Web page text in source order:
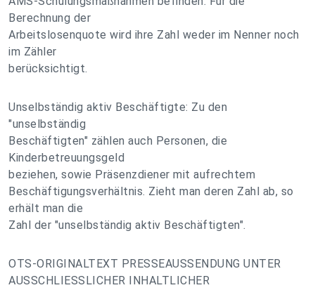
Berechnung der
Arbeitslosenquote wird ihre Zahl weder im Nenner noch
im Zähler
berücksichtigt.
Unselbständig aktiv Beschäftigte: Zu den
"unselbständig
Beschäftigten" zählen auch Personen, die
Kinderbetreuungsgeld
beziehen, sowie Präsenzdiener mit aufrechtem
Beschäftigungsverhältnis. Zieht man deren Zahl ab, so
erhält man die
Zahl der "unselbständig aktiv Beschäftigten".
OTS-ORIGINALTEXT PRESSEAUSSENDUNG UNTER
AUSSCHLIESSLICHER INHALTLICHER